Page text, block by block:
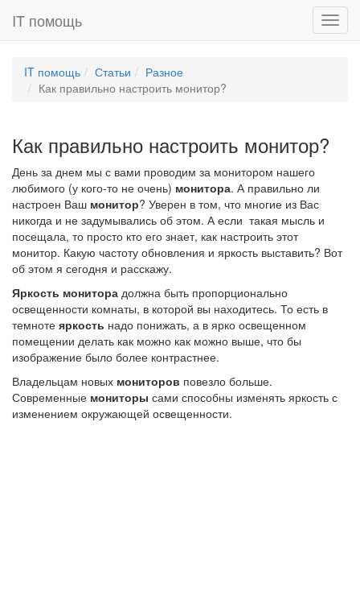
IT помощь
IT помощь Статьи
Разное
Как правильно настроить монитор?
Как правильно настроить монитор?
День за днем мы с вами проводим за монитором нашего
любимого (у кого-то не очень) монитора. А правильно ли
настроен Ваш монитор? Уверен в том, что многие из Вас
никогда и не задумывались об этом. А если такая мысль и
посещала, то просто кто его знает, как настроить этот
монитор. Какую частоту обновления и яркость выставить? Вот
об этом я сегодня и расскажу.
Яркость монитора должна быть пропорционально
освещенности комнаты, в которой вы находитесь. То есть в
темноте яркость надо понижать, а в ярко освещенном
помещении делать как можно как можно выше, что бы
изображение было более контрастнее.
Владельцам новых мониторов повезло больше.
Современные мониторы сами способны изменять яркость с
изменением окружающей освещенности.